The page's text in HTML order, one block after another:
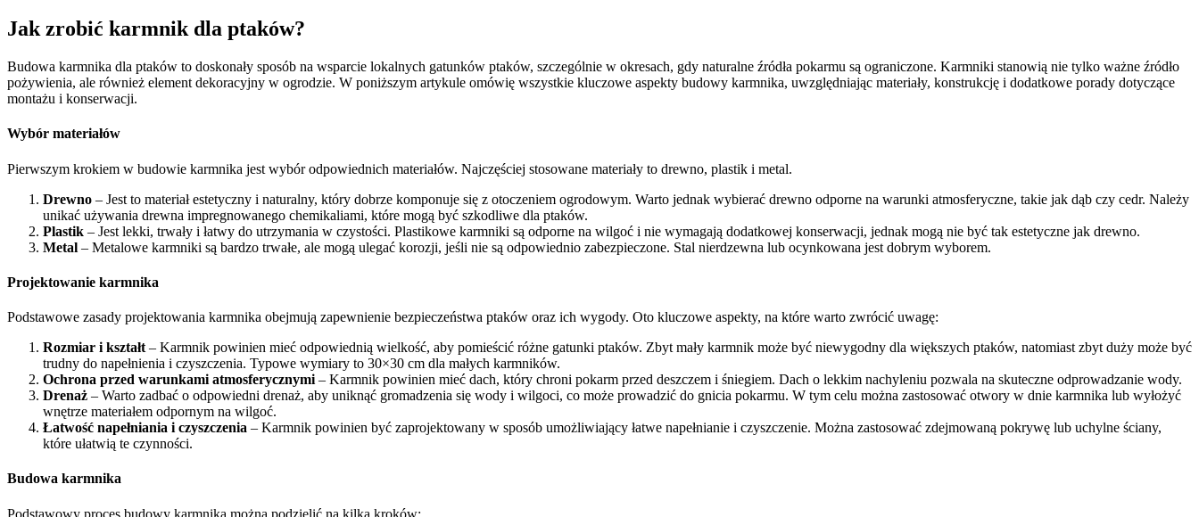
Jak zrobić karmnik dla ptaków?
Budowa karmnika dla ptaków to doskonały sposób na wsparcie lokalnych gatunków ptaków, szczególnie w okresach, gdy naturalne źródła pokarmu są ograniczone. Karmniki stanowią nie tylko ważne źródło
pożywienia, ale również element dekoracyjny w ogrodzie. W poniższym artykule omówię wszystkie kluczowe aspekty budowy karmnika, uwzględniając materiały, konstrukcję i dodatkowe porady dotyczące
montażu i konserwacji.
Wybór materiałów
Pierwszym krokiem w budowie karmnika jest wybór odpowiednich materiałów. Najczęściej stosowane materiały to drewno, plastik i metal.
Drewno – Jest to materiał estetyczny i naturalny, który dobrze komponuje się z otoczeniem ogrodowym. Warto jednak wybierać drewno odporne na warunki atmosferyczne, takie jak dąb czy cedr. Należy
unikać używania drewna impregnowanego chemikaliami, które mogą być szkodliwe dla ptaków.
Plastik – Jest lekki, trwały i łatwy do utrzymania w czystości. Plastikowe karmniki są odporne na wilgoć i nie wymagają dodatkowej konserwacji, jednak mogą nie być tak estetyczne jak drewno.
Metal – Metalowe karmniki są bardzo trwałe, ale mogą ulegać korozji, jeśli nie są odpowiednio zabezpieczone. Stal nierdzewna lub ocynkowana jest dobrym wyborem.
Projektowanie karmnika
Podstawowe zasady projektowania karmnika obejmują zapewnienie bezpieczeństwa ptaków oraz ich wygody. Oto kluczowe aspekty, na które warto zwrócić uwagę:
Rozmiar i kształt – Karmnik powinien mieć odpowiednią wielkość, aby pomieścić różne gatunki ptaków. Zbyt mały karmnik może być niewygodny dla większych ptaków, natomiast zbyt duży może być
trudny do napełnienia i czyszczenia. Typowe wymiary to 30×30 cm dla małych karmników.
Ochrona przed warunkami atmosferycznymi – Karmnik powinien mieć dach, który chroni pokarm przed deszczem i śniegiem. Dach o lekkim nachyleniu pozwala na skuteczne odprowadzanie wody.
Drenaż – Warto zadbać o odpowiedni drenaż, aby uniknąć gromadzenia się wody i wilgoci, co może prowadzić do gnicia pokarmu. W tym celu można zastosować otwory w dnie karmnika lub wyłożyć
wnętrze materiałem odpornym na wilgoć.
Łatwość napełniania i czyszczenia – Karmnik powinien być zaprojektowany w sposób umożliwiający łatwe napełnianie i czyszczenie. Można zastosować zdejmowaną pokrywę lub uchylne ściany,
które ułatwią te czynności.
Budowa karmnika
Podstawowy proces budowy karmnika można podzielić na kilka kroków: